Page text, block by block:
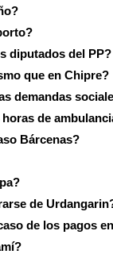
diputados del PP?
que en Chipre?
demandas
de
Bárcenas?
de
de los pagos